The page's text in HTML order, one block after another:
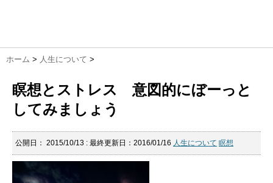
ホーム > 人生について >
瞑想とストレス 意図的にぼーっと
してみましょう
公開日： 2015/10/13 : 最終更新日：2016/01/16 人生について 瞑想